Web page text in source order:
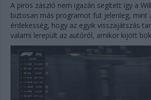
A piros zászló nem igazán segített így a
biztosan más programot fut jelenleg, mint
érdekesség, hogy az egyik visszajátszás
valami lerepült az autóról, amikor kijött